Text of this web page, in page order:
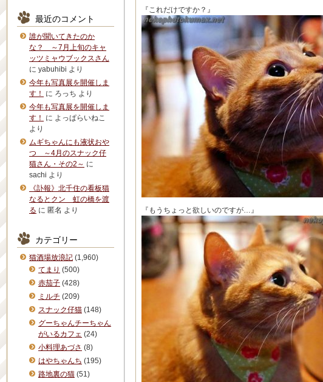
『これだけですか？』
『もうちょっと欲しいのですが…』
最近のコメント
誰が聞いてきたのか
な？ ～7月上旬のキャ
ッツミャウブックスさん
に yabuhibi より
今年も写真展を開催しま
す！
に ろっち より
今年も写真展を開催しま
す！
に よっぱらいねこ
より
ムギちゃんにも液状おや
つ ～4月のスナック仔
猫さん・その2～ に
sachi より
《訃報》北千住の看板猫
なるとクン 虹の橋を渡
る に 匿名 より
カテゴリー
猫酒場放浪記 (1,960)
てまり (500)
赤茄子 (428)
ミルチ (209)
スナック仔猫 (148)
グーちゃんチーちゃん
がいるカフェ (24)
小料理あづさ (8)
はやちゃんち (195)
路地裏の猫 (51)